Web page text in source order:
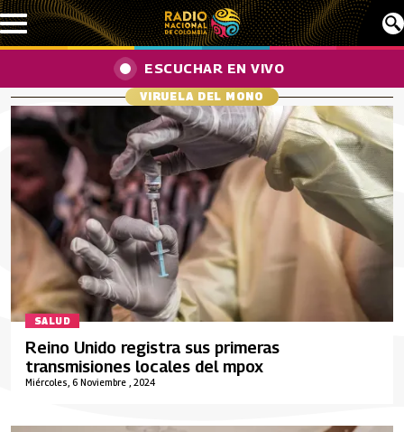
Pasar al contenido principal
ESCUCHAR EN VIVO
VIRUELA DEL MONO
SALUD
Miércoles, 6 Noviembre , 2024
Reino Unido registra sus primeras
transmisiones locales del mpox